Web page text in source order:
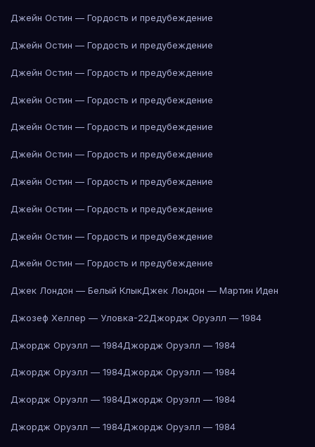
Джейн Остин — Гордость и предубеждение
Джейн Остин — Гордость и предубеждение
Джейн Остин — Гордость и предубеждение
Джейн Остин — Гордость и предубеждение
Джейн Остин — Гордость и предубеждение
Джейн Остин — Гордость и предубеждение
Джейн Остин — Гордость и предубеждение
Джейн Остин — Гордость и предубеждение
Джейн Остин — Гордость и предубеждение
Джейн Остин — Гордость и предубеждение
Джек Лондон — Белый КлыкДжек Лондон — Мартин Иден
Джозеф Хеллер — Уловка-22Джордж Оруэлл — 1984
Джордж Оруэлл — 1984Джордж Оруэлл — 1984
Джордж Оруэлл — 1984Джордж Оруэлл — 1984
Джордж Оруэлл — 1984Джордж Оруэлл — 1984
Джордж Оруэлл — 1984Джордж Оруэлл — 1984